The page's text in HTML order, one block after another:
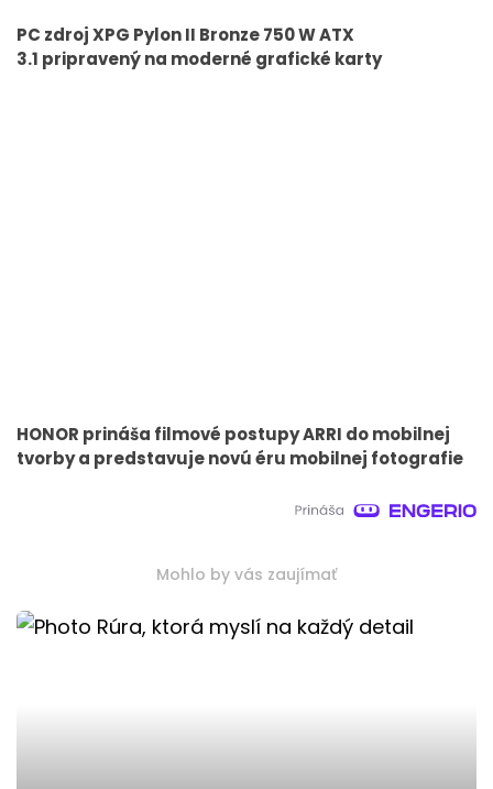
PC zdroj XPG Pylon II Bronze 750 W ATX
3.1 pripravený na moderné grafické karty
HONOR prináša filmové postupy ARRI do mobilnej
tvorby a predstavuje novú éru mobilnej fotografie
Mohlo by vás zaujímať